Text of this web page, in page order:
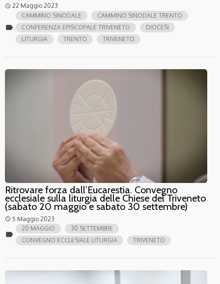
access_time 22 Maggio 2023
label
CAMMINO SINODALE
CAMMINO SINODALE TRENTO
CONFERENZA EPISCOPALE TRIVENETO
DIOCESI
LITURGIA
TRENTO TRIVENETO
Ritrovare forza dall’Eucarestia. Convegno
ecclesiale sulla liturgia delle Chiese del Triveneto
(sabato 20 maggio e sabato 30 settembre)
access_time 5 Maggio 2023
label
20 MAGGIO
30 SETTEMBRE
CONVEGNO ECCLESIALE LITURGIA
TRIVENETO